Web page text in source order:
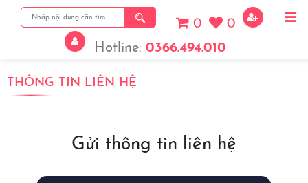
0
0
Hotline: 0366.494.010
THÔNG TIN LIÊN HỆ
Gửi thông tin liên hệ